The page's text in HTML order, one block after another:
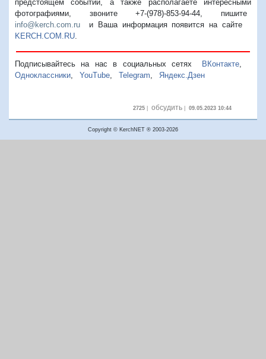
предстоящем событии, а также располагаете интересными
фотографиями, звоните +7-(978)-853-94-44, пишите
info@kerch.com.ru и Ваша информация появится на сайте
KERCH.COM.RU
Подписывайтесь на нас в социальных сетях ВКонтакте,
Одноклассники
YouTube Telegram Яндекс.Дзен
2725| обсудить| 09.05.2023 10:44
Copyright © KerchNET ® 2003-2026